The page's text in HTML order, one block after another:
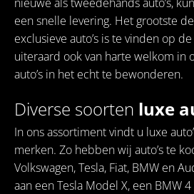
een snelle levering. Het grootste
exclusieve auto’s is te vinden op
uiteraard ook van harte welkom in
auto’s in het echt te bewonderen.
Diverse soorten luxe
In ons assortiment vindt u luxe
merken. Zo hebben wij auto’s te
Volkswagen, Tesla, Fiat, BMW en
aan een Tesla Model X, een BMW